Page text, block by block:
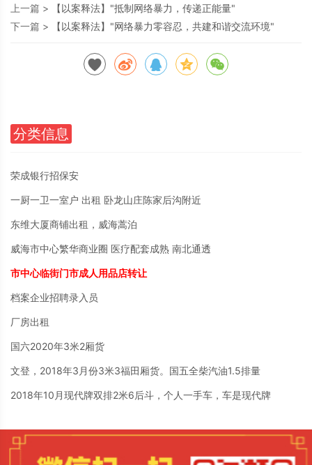
上一篇 >
【以案释法】"抵制网络暴力，传递正能量"
下一篇 >
【以案释法】"网络暴力零容忍，共建和谐交流环境"
分类信息
荣成银行招保安
一厨一卫一室户 出租 卧龙山庄陈家后沟附近
东维大厦商铺出租，威海蒿泊
威海市中心繁华商业圈 医疗配套成熟 南北通透
市中心临街门市成人用品店转让
档案企业招聘录入员
厂房出租
国六2020年3米2厢货
文登，2018年3月份3米3福田厢货。国五全柴汽油1.5排量
2018年10月现代牌双排2米6后斗，个人一手车，车是现代牌